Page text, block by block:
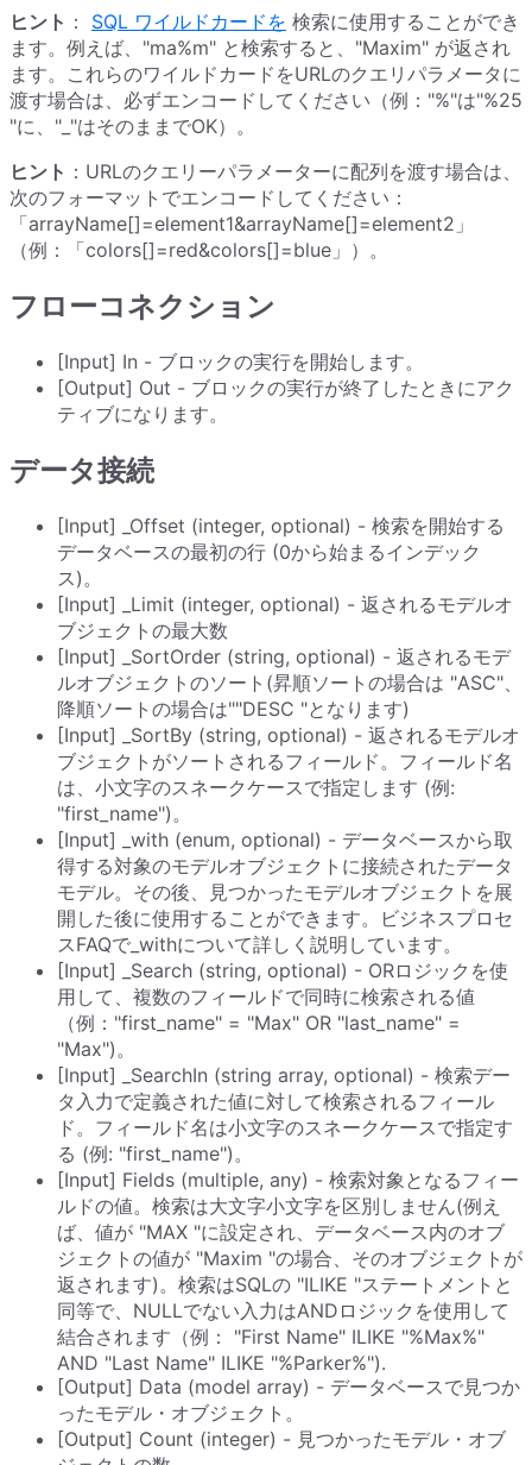
ヒント ： SQL ワイルドカードを 検索に使用することができ
ます。例えば、"ma%m" と検索すると、"Maxim" が返され
ます。これらのワイルドカードをURLのクエリパラメータに
渡す場合は、必ずエンコードしてください（例："%"は"%25
"に、"_"はそのままでOK）。
ヒント ：URLのクエリーパラメーターに配列を渡す場合は、
次のフォーマットでエンコードしてください：
「arrayName[]=element1&arrayName[]=element2」
（例：「colors[]=red&colors[]=blue」）。
フローコネクション
[Input] In - ブロックの実行を開始します。
[Output] Out - ブロックの実行が終了したときにアク
ティブになります。
データ接続
[Input] _Offset (integer, optional) - 検索を開始する
データベースの最初の行 (0から始まるインデック
ス)。
[Input] _Limit (integer, optional) - 返されるモデルオ
ブジェクトの最大数
[Input] _SortOrder (string, optional) - 返されるモデ
ルオブジェクトのソート(昇順ソートの場合は "ASC"、
降順ソートの場合は""DESC "となります)
[Input] _SortBy (string, optional) - 返されるモデルオ
ブジェクトがソートされるフィールド。フィールド名
は、小文字のスネークケースで指定します (例:
"first_name")。
[Input] _with (enum, optional) - データベースから取
得する対象のモデルオブジェクトに接続されたデータ
モデル。その後、見つかったモデルオブジェクトを展
開した後に使用することができます。ビジネスプロセ
スFAQで_withについて詳しく説明しています。
[Input] _Search (string, optional) - ORロジックを使
用して、複数のフィールドで同時に検索される値
（例："first_name" = "Max" OR "last_name" =
"Max")。
[Input] _SearchIn (string array, optional) - 検索デー
タ入力で定義された値に対して検索されるフィール
ド。フィールド名は小文字のスネークケースで指定す
る (例: "first_name")。
[Input] Fields (multiple, any) - 検索対象となるフィー
ルドの値。検索は大文字小文字を区別しません(例え
ば、値が "MAX "に設定され、データベース内のオブ
ジェクトの値が "Maxim "の場合、そのオブジェクトが
返されます)。検索はSQLの "ILIKE "ステートメントと
同等で、NULLでない入力はANDロジックを使用して
結合されます（例： "First Name" ILIKE "%Max%"
AND "Last Name" ILIKE "%Parker%").
[Output] Data (model array) - データベースで見つか
ったモデル・オブジェクト。
[Output] Count (integer) - 見つかったモデル・オブ